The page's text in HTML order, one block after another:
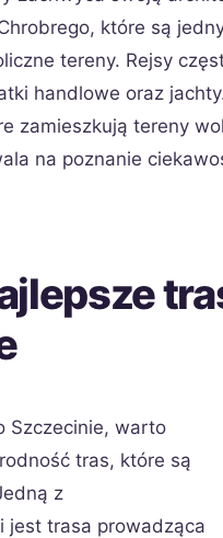
które są
tereny. Rejsy
handlowe oraz
zamieszkują tereny
na poznanie
Szczecinie, warto
tras, które są
z
jest trasa prowadząca